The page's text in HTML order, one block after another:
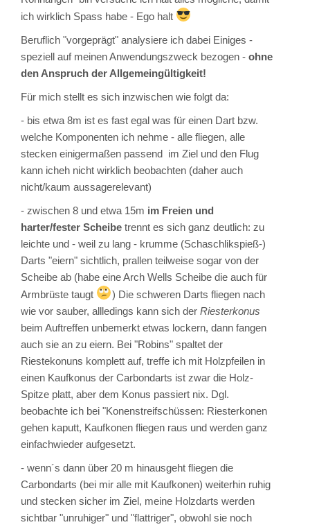
ich wirklich Spass habe - Ego halt
Beruflich "vorgeprägt" analysiere ich dabei Einiges -
speziell auf meinen Anwendungszweck bezogen - ohne
den Anspruch der Allgemeingültigkeit!
Für mich stellt es sich inzwischen wie folgt da:
- bis etwa 8m ist es fast egal was für einen Dart bzw.
welche Komponenten ich nehme - alle fliegen, alle
stecken einigermaßen passend im Ziel und den Flug
kann icheh nicht wirklich beobachten (daher auch
nicht/kaum aussagerelevant)
- zwischen 8 und etwa 15m im Freien und
harter/fester Scheibe trennt es sich ganz deutlich: zu
leichte und - weil zu lang - krumme (Schaschlikspieß-)
Darts "eiern" sichtlich, prallen teilweise sogar von der
Scheibe ab (habe eine Arch Wells Scheibe die auch für
Armbrüste taugt
) Die schweren Darts fliegen nach
wie vor sauber, allledings kann sich der Riesterkonus
beim Auftreffen unbemerkt etwas lockern, dann fangen
auch sie an zu eiern. Bei "Robins" spaltet der
Riestekonuns komplett auf, treffe ich mit Holzpfeilen in
einen Kaufkonus der Carbondarts ist zwar die Holz-
Spitze platt, aber dem Konus passiert nix. Dgl.
beobachte ich bei "Konenstreifschüssen: Riesterkonen
gehen kaputt, Kaufkonen fliegen raus und werden ganz
einfachwieder aufgesetzt.
- wenn´s dann über 20 m hinausgeht fliegen die
Carbondarts (bei mir alle mit Kaufkonen) weiterhin ruhig
und stecken sicher im Ziel, meine Holzdarts werden
sichtbar "unruhiger" und "flattriger", obwohl sie noch